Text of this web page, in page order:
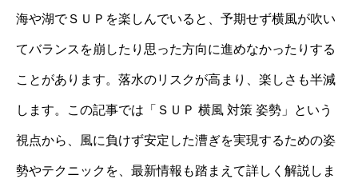
海や湖でＳＵＰを楽しんでいると、予期せず横風が吹い
てバランスを崩したり思った方向に進めなかったりする
ことがあります。落水のリスクが高まり、楽しさも半減
します。この記事では「ＳＵＰ 横風 対策 姿勢」という
視点から、風に負けず安定した漕ぎを実現するための姿
勢やテクニックを、最新情報も踏まえて詳しく解説しま